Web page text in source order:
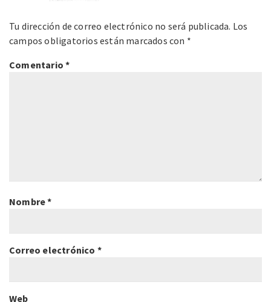
Tu dirección de correo electrónico no será publicada. Los
campos obligatorios están marcados con *
Comentario*
Nombre*
Correo electrónico *
Web